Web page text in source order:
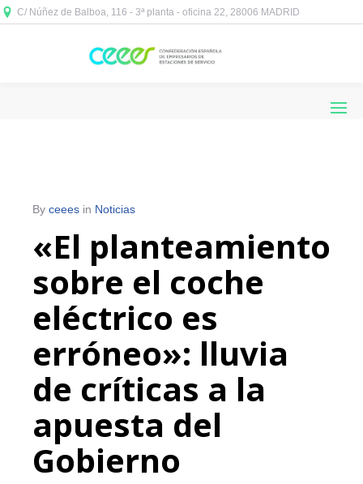
C/ Núñez de Balboa, 116 - 3ª planta - oficina 22, 28006 MADRID
By ceees in Noticias
«El planteamiento
sobre el coche
eléctrico es
erróneo»: lluvia
de críticas a la
apuesta del
Gobierno